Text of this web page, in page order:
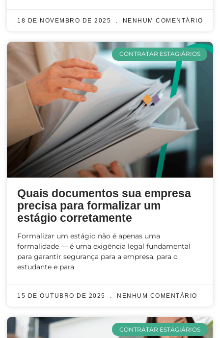
18 DE NOVEMBRO DE 2025 NENHUM COMENTÁRIO
CONTRATAR ESTAGIÁRIOS
Quais documentos sua empresa
precisa para formalizar um
estágio corretamente
Formalizar um estágio não é apenas uma
formalidade — é uma exigência legal fundamental
para garantir segurança para a empresa, para o
estudante e para
15 DE OUTUBRO DE 2025 NENHUM COMENTÁRIO
CONTRATAR ESTAGIÁRIOS